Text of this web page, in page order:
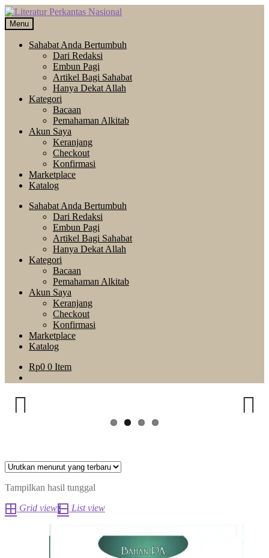
Skip
to
navigation
Langsung
ke
isi
Menu
Sahabat Anda Bertumbuh
Dari Redaksi
Embun Pagi
Artikel Bagi Sahabat
Hanya Dekat Allah
Kategori
Bacaan
Pemahaman Alkitab
Akun Saya
Keranjang
Checkout
Konfirmasi
Marketplace
Katalog
Sahabat Anda Bertumbuh
Dari Redaksi
Embun Pagi
Artikel Bagi Sahabat
Hanya Dekat Allah
Kategori
Bacaan
Pemahaman Alkitab
Akun Saya
Keranjang
Checkout
Konfirmasi
Marketplace
Katalog
Rp0 0 Item
Tampilkan hasil tunggal
Grid view
List view